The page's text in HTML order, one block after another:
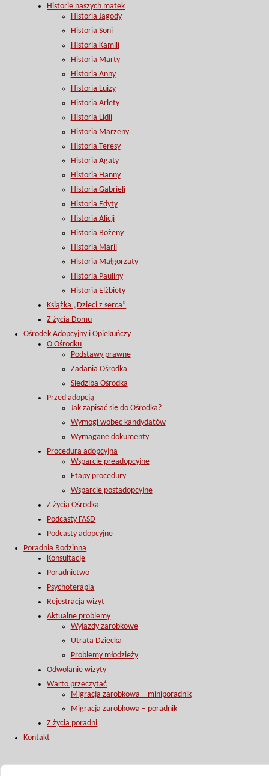
Historie naszych matek
Historia Jagody
Historia Soni
Historia Kamili
Historia Marty
Historia Anny
Historia Luizy
Historia Arlety
Historia Lidii
Historia Marzeny
Historia Teresy
Historia Agaty
Historia Hanny
Historia Gabrieli
Historia Edyty
Historia Alicji
Historia Bożeny
Historia Marii
Historia Małgorzaty
Historia Pauliny
Historia Elżbiety
Książka „Dzieci z serca”
Z życia Domu
Ośrodek Adopcyjny i Opiekuńczy
O Ośrodku
Podstawy prawne
Zadania Ośrodka
Siedziba Ośrodka
Przed adopcją
Jak zapisać się do Ośrodka?
Wymogi wobec kandydatów
Wymagane dokumenty
Procedura adopcyjna
Wsparcie preadopcyjne
Etapy procedury
Wsparcie postadopcyjne
Z życia Ośrodka
Podcasty FASD
Podcasty adopcyjne
Poradnia Rodzinna
Konsultacje
Poradnictwo
Psychoterapia
Rejestracja wizyt
Aktualne problemy
Wyjazdy zarobkowe
Utrata Dziecka
Problemy młodzieży
Odwołanie wizyty
Warto przeczytać
Migracja zarobkowa – miniporadnik
Migracja zarobkowa – poradnik
Z życia poradni
Kontakt